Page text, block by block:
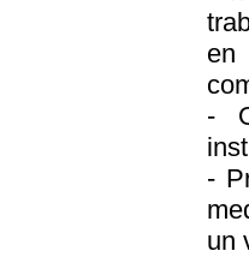
en
-
-
un